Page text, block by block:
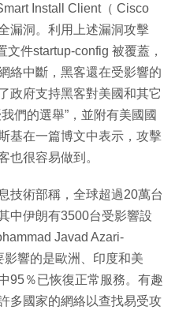
Install Client（ Cisco
漏洞。利用上述漏洞攻擊
件startup-config 被覆蓋，
絡中斷，黑客還在受影響的
政府支持黑客對美國和其它
們的選舉”，並附有美國國
基在一篇博文中表示，攻擊
也很容易做到。
技術部稱，全球超過20萬台
中伊朗有3500台受影響設
Javad Azari-
響的是歐洲、印度和美
95％已恢復正常服務。有趣
多國家的網絡以查找易受攻